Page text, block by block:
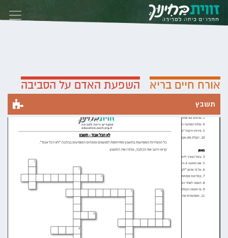
Skip to content
אורח חיים בריא השפעת האדם על הסביבה
תשבץ